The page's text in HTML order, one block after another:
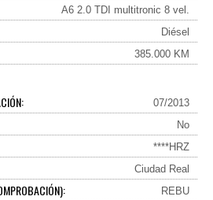
A6 2.0 TDI multitronic 8 vel.
Diésel
385.000 KM
07/2013
No
****HRZ
Ciudad Real
REBU